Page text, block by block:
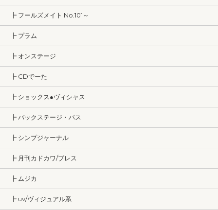
┣ フールズメイト No.101～
┣ プラム
┣ オンステージ
┣ CDでーた
┣ ショックス●ヴィシャス
┣ バックステージ・パス
┣ シンプジャーナル
┣ 月刊カドカワ/ブレス
┣ ムジカ
┣ uv/ヴィジュアル系